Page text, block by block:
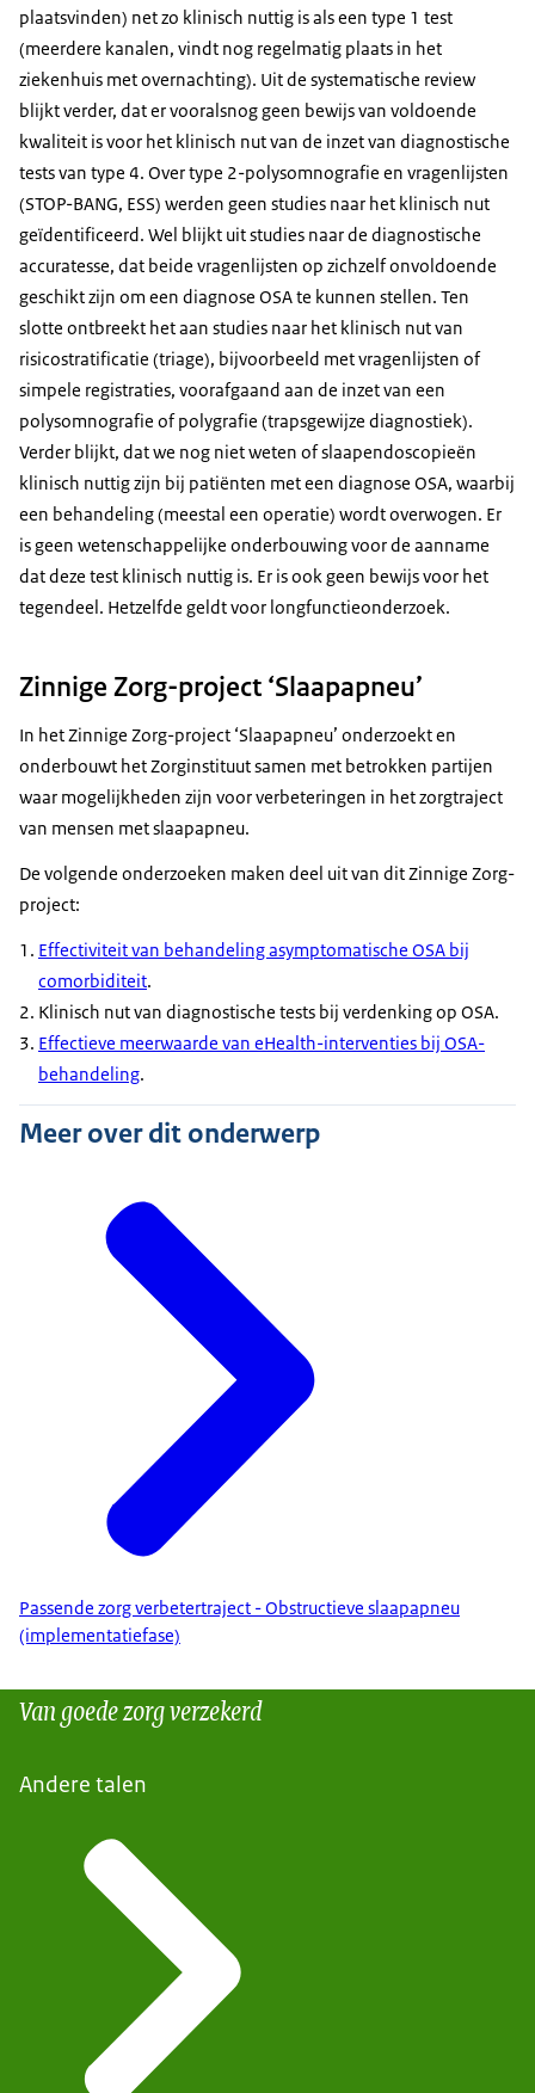
plaatsvinden) net zo klinisch nuttig is als een type 1 test
(meerdere kanalen, vindt nog regelmatig plaats in het
ziekenhuis met overnachting). Uit de systematische review
blijkt verder, dat er vooralsnog geen bewijs van voldoende
kwaliteit is voor het klinisch nut van de inzet van diagnostische
tests van type 4. Over type 2-polysomnografie en vragenlijsten
(STOP-BANG, ESS) werden geen studies naar het klinisch nut
geïdentificeerd. Wel blijkt uit studies naar de diagnostische
accuratesse, dat beide vragenlijsten op zichzelf onvoldoende
geschikt zijn om een diagnose OSA te kunnen stellen. Ten
slotte ontbreekt het aan studies naar het klinisch nut van
risicostratificatie (triage), bijvoorbeeld met vragenlijsten of
simpele registraties, voorafgaand aan de inzet van een
polysomnografie of polygrafie (trapsgewijze diagnostiek).
Verder blijkt, dat we nog niet weten of slaapendoscopieën
klinisch nuttig zijn bij patiënten met een diagnose OSA, waarbij
een behandeling (meestal een operatie) wordt overwogen. Er
is geen wetenschappelijke onderbouwing voor de aanname
dat deze test klinisch nuttig is. Er is ook geen bewijs voor het
tegendeel. Hetzelfde geldt voor longfunctieonderzoek.
Zinnige Zorg-project ‘Slaapapneu’
In het Zinnige Zorg-project ‘Slaapapneu’ onderzoekt en
onderbouwt het Zorginstituut samen met betrokken partijen
waar mogelijkheden zijn voor verbeteringen in het zorgtraject
van mensen met slaapapneu.
De volgende onderzoeken maken deel uit van dit Zinnige Zorg-
project:
Effectiviteit van behandeling asymptomatische OSA bij
comorbiditeit.
Klinisch nut van diagnostische tests bij verdenking op OSA.
Effectieve meerwaarde van eHealth-interventies bij OSA-
behandeling.
Meer over dit onderwerp
Passende zorg verbetertraject - Obstructieve slaapapneu
(implementatiefase)
Van goede zorg verzekerd
Andere talen